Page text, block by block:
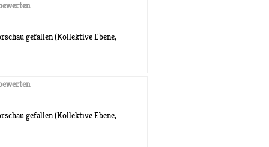
gefallen (Kollektive Ebene,
gefallen (Kollektive Ebene,